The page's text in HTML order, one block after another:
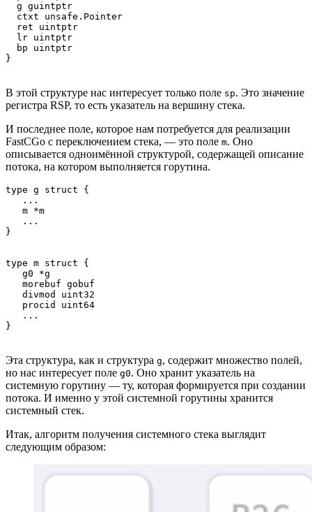
  g guintptr
  ctxt unsafe.Pointer
  ret uintptr
  lr uintptr
  bp uintptr
}
В этой структуре нас интересует только поле sp. Это значение
регистра RSP, то есть указатель на вершину стека.
И последнее поле, которое нам потребуется для реализации
FastCGo с переключением стека, — это поле m. Оно
описывается одноимённой структурой, содержащей описание
потока, на котором выполняется горутина.
type g struct {
   ...
   m *m
   ...
}
type m struct {
   g0 *g
   morebuf gobuf
   divmod uint32
   procid uint64
   ...
}
Эта структура, как и структура g, содержит множество полей,
но нас интересует поле g0. Оно хранит указатель на
системную горутину — ту, которая формируется при создании
потока. И именно у этой системной горутины хранится
системный стек.
Итак, алгоритм получения системного стека выглядит
следующим образом: